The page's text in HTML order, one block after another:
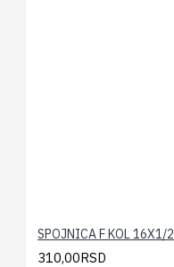
310,00RSD